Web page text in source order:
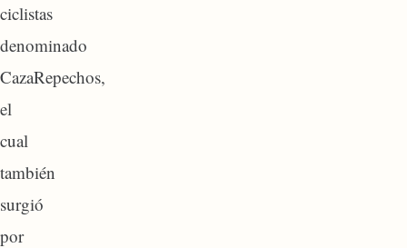
ciclistas
denominado
CazaRepechos,
el
cual
también
surgió
por